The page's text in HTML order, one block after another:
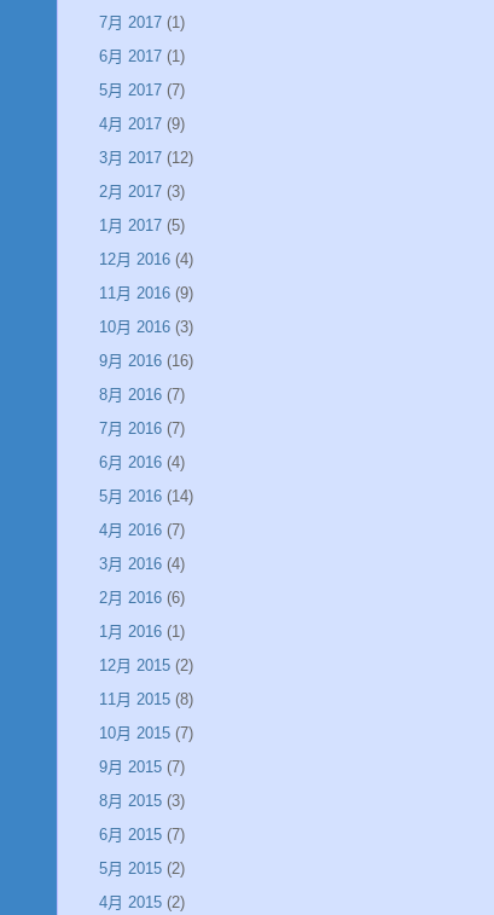
7月 2017 (1)
6月 2017 (1)
5月 2017 (7)
4月 2017 (9)
3月 2017 (12)
2月 2017 (3)
1月 2017 (5)
12月 2016 (4)
11月 2016 (9)
10月 2016 (3)
9月 2016 (16)
8月 2016 (7)
7月 2016 (7)
6月 2016 (4)
5月 2016 (14)
4月 2016 (7)
3月 2016 (4)
2月 2016 (6)
1月 2016 (1)
12月 2015 (2)
11月 2015 (8)
10月 2015 (7)
9月 2015 (7)
8月 2015 (3)
6月 2015 (7)
5月 2015 (2)
4月 2015 (2)